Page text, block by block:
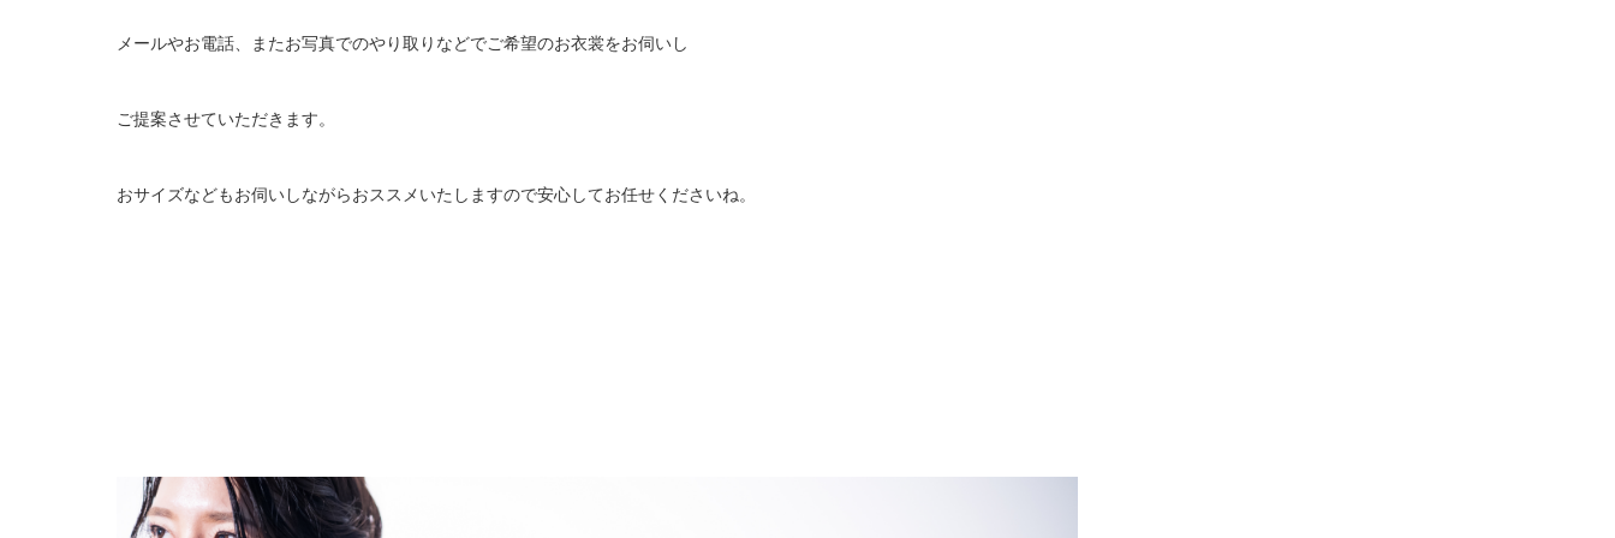
メールやお電話、またお写真でのやり取りなどでご希望のお衣裳をお伺いし
ご提案させていただきます。
おサイズなどもお伺いしながらおススメいたしますので安心してお任せくださいね。